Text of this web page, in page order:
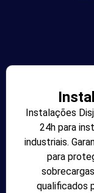
Instalações
24h para
industriais.
para
qualificados